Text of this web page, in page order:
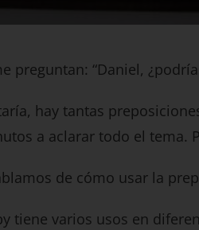
preguntan: “Daniel,
hay tantas
a aclarar todo el tema.
de cómo usar la
tiene varios usos en